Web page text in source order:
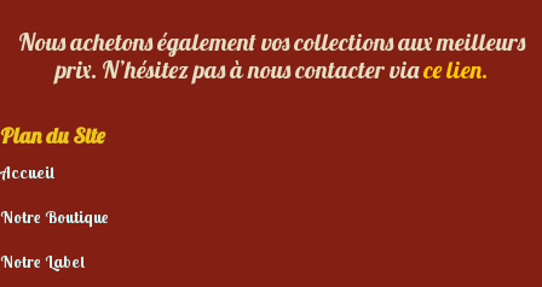
Nous achetons également vos collections aux meilleurs
prix. N’hésitez pas à nous contacter viace lien.
Plan du Site
Accueil
Notre Boutique
Notre Label